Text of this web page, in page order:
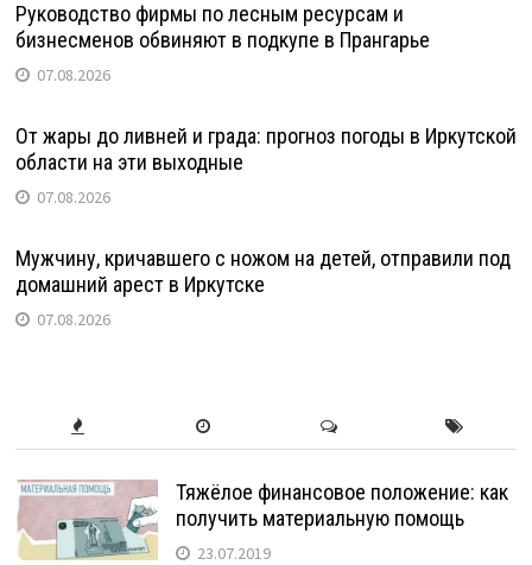
Руководство фирмы по лесным ресурсам и
бизнесменов обвиняют в подкупе в Прангарье
07.08.2026
От жары до ливней и града: прогноз погоды в Иркутской
области на эти выходные
07.08.2026
Мужчину, кричавшего с ножом на детей, отправили под
домашний арест в Иркутске
07.08.2026
Тяжёлое финансовое положение: как
получить материальную помощь
23.07.2019